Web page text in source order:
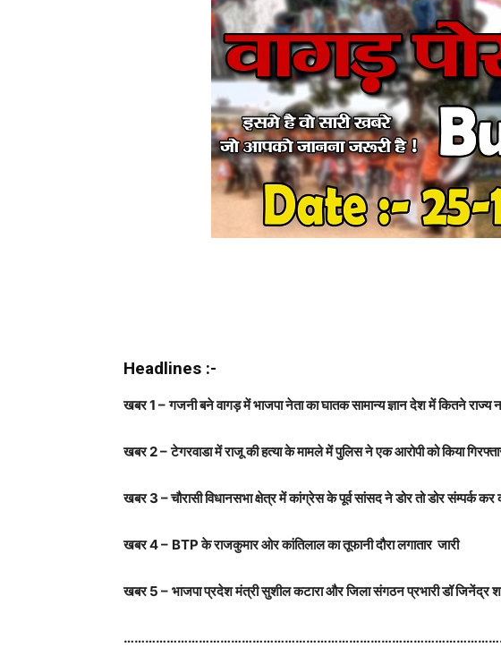
Headlines :-
खबर1 – गजनी बने वागड़ में भाजपा नेता का घातक सामान्य ज्ञान देश में कितने राज्य
खबर2 – टेगरवाडा में राजू की हत्या के मामले में पुलिस ने एक आरोपी को किया
खबर3 –चौरासी विधानसभा क्षेत्र में कांग्रेस के पूर्व सांसद ने डोर तो डोर संम्पर्क
खबर4 – BTPके राजकुमार ओर कांतिलाल का तूफानी दौरा लगातार जारी
खबर5 – भाजपा प्रदेश मंत्री सुशील कटारा और जिला संगठन प्रभारी डॉ जिनेंद्र